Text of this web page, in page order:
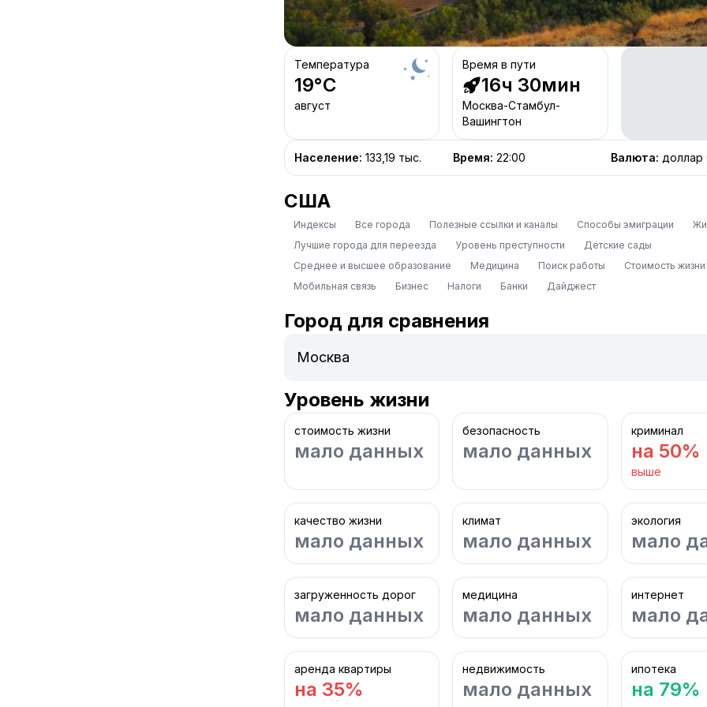
Температура
19°C
август
Время в пути
16ч 30мин
Москва-Стамбул-
Вашингтон
Население: 133,19 тыс. Время: 22:00 Валюта:
США
Индексы Все города Полезные ссылки и каналы Способы эмиграции
Лучшие города для переезда
Уровень преступности
Детские сады
Среднее и высшее образование
Медицина Поиск работы
Стоимость жизни
Мобильная связь
Бизнес Налоги Банки Дайджест
Город для сравнения
Уровень жизни
стоимость жизни
мало данных
безопасность
мало данных
криминал
на 50%
выше
качество жизни
мало данных
климат
мало данных
экология
мало
загруженность дорог
мало данных
медицина
мало данных
интернет
мало
аренда квартиры
на 35%
недвижимость
мало данных
ипотека
на 79%